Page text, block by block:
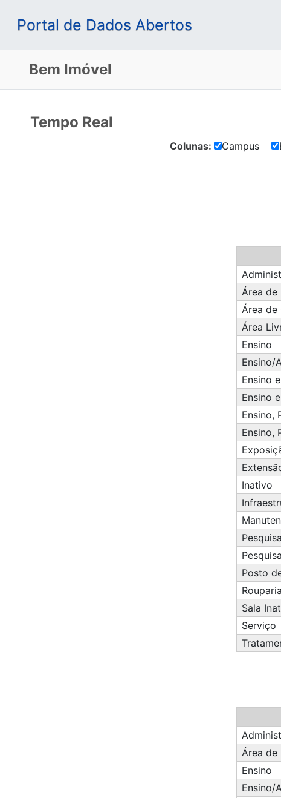
Portal de Dados Abertos
Bem Imóvel
Tempo Real
Colunas: Campus
Área de
Área de
Área
Ensino
Ensino/
Ensino
Ensino
Ensino,
Ensino,
Inativo
Pesquisa
Posto
Rouparia
Sala
Serviço
Área de
Ensino
Ensino/